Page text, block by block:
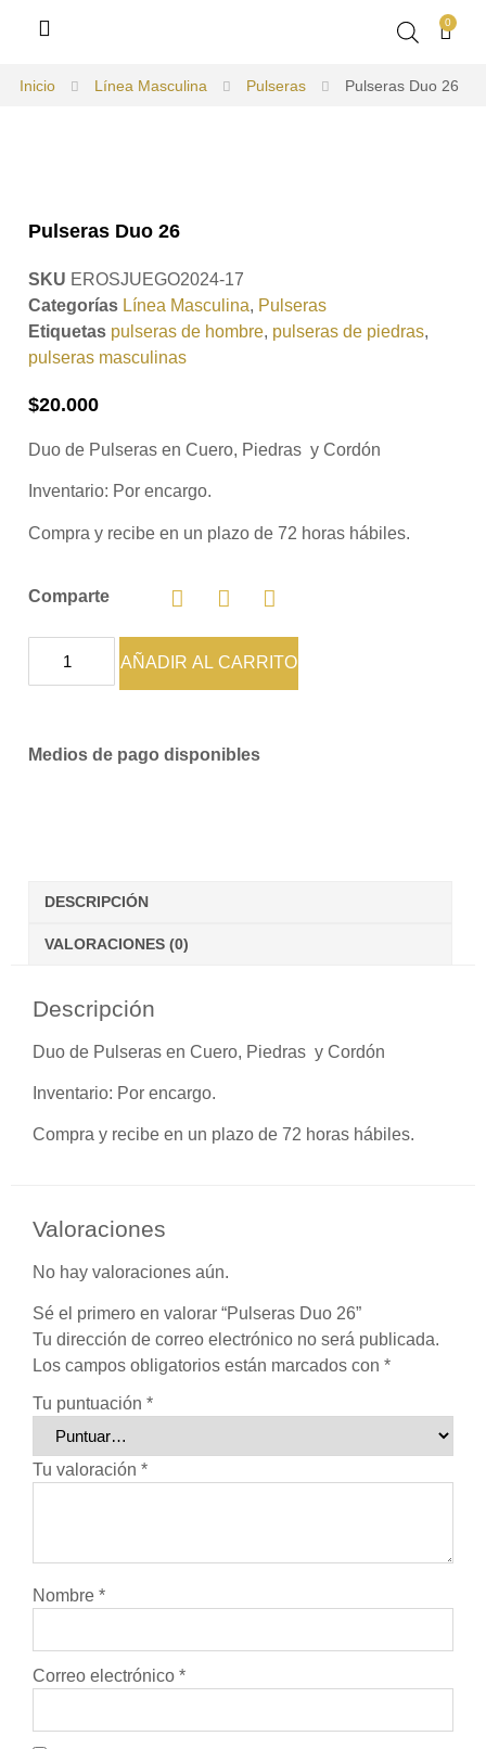
0
Inicio Línea Masculina Pulseras Pulseras Duo 26
Pulseras Duo 26
SKU EROSJUEGO2024-17
Categorías Línea Masculina, Pulseras
Etiquetas pulseras de hombre, pulseras de piedras,
pulseras masculinas
$20.000
Duo de Pulseras en Cuero, Piedras y Cordón
Inventario: Por encargo.
Compra y recibe en un plazo de 72 horas hábiles.
Comparte
AÑADIR AL CARRITO
Medios de pago disponibles
DESCRIPCIÓN
VALORACIONES (0)
Descripción
Duo de Pulseras en Cuero, Piedras y Cordón
Inventario: Por encargo.
Compra y recibe en un plazo de 72 horas hábiles.
Valoraciones
No hay valoraciones aún.
Sé el primero en valorar “Pulseras Duo 26”
Tu dirección de correo electrónico no será publicada.
Los campos obligatorios están marcados con *
Tu puntuación *
Tu valoración *
Nombre *
Correo electrónico *